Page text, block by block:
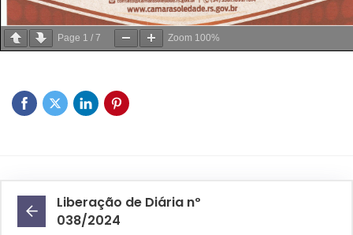
Page 1 / 7 Zoom 100%
Liberação de Diária nº
038/2024